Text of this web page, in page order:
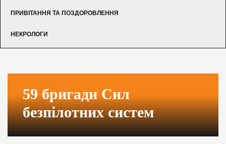
ПРИВІТАННЯ ТА ПОЗДОРОВЛЕННЯ
НЕКРОЛОГИ
59 бригади Сил
безпілотних систем